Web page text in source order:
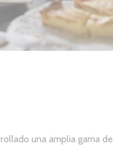
una amplia gama de